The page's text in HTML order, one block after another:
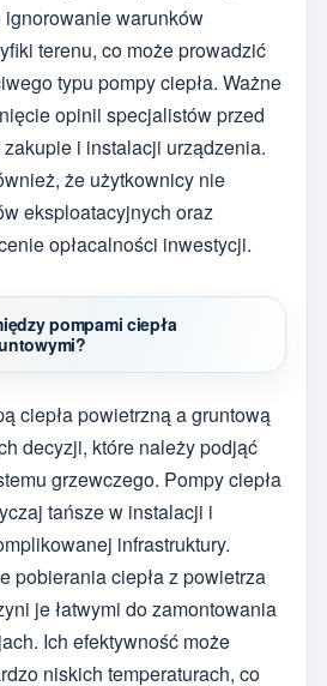
ignorowanie warunków
terenu, co może prowadzić
typu pompy ciepła. Ważne
opinii specjalistów przed
i instalacji urządzenia.
że użytkownicy nie
eksploatacyjnych oraz
opłacalności inwestycji.
pompami ciepła
ciepła powietrzną a gruntową
decyzji, które należy podjąć
grzewczego. Pompy ciepła
tańsze w instalacji i
infrastruktury.
pobierania ciepła z powietrza
je łatwymi do zamontowania
Ich efektywność może
niskich temperaturach, co